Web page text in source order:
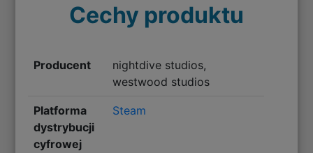
Cechy produktu
Producent
nightdive studios,
westwood studios
Platforma
dystrybucji
cyfrowej
Steam